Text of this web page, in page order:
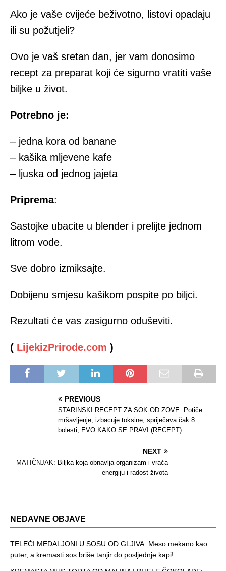
Ako je vaše cvijeće beživotno, listovi opadaju
ili su požutjeli?
Ovo je vaš sretan dan, jer vam donosimo
recept za preparat koji će sigurno vratiti vaše
biljke u život.
Potrebno je:
– jedna kora od banane
– kašika mljevene kafe
– ljuska od jednog jajeta
Priprema:
Sastojke ubacite u blender i prelijte jednom
litrom vode.
Sve dobro izmiksajte.
Dobijenu smjesu kašikom pospite po biljci.
Rezultati će vas zasigurno oduševiti.
( LijekizPrirode.com )
PREVIOUS
STARINSKI RECEPT ZA SOK OD ZOVE: Potiče
mršavljenje, izbacuje toksine, spriječava čak 8
bolesti, EVO KAKO SE PRAVI (RECEPT)
NEXT
MATIČNJAK: Biljka koja obnavlja organizam i vraća
energiju i radost života
NEDAVNE OBJAVE
TELEĆI MEDALJONI U SOSU OD GLJIVA: Meso mekano kao
puter, a kremasti sos briše tanjir do posljednje kapi!